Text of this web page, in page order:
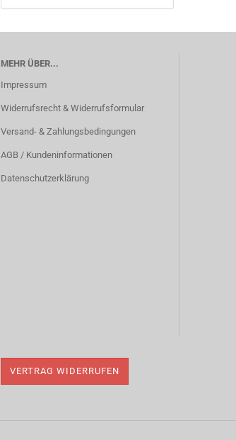
MEHR ÜBER...
Impressum
Widerrufsrecht & Widerrufsformular
Versand- & Zahlungsbedingungen
AGB / Kundeninformationen
Datenschutzerklärung
VERTRAG WIDERRUFEN